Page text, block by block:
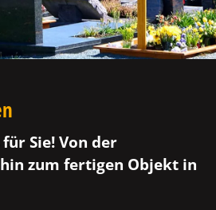
Sie! Von der
zum fertigen Objekt in